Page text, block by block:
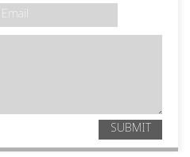
SUBMIT